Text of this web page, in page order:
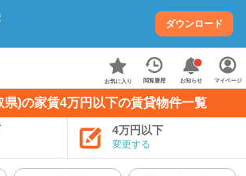
ダウンロード
お気に入り 閲覧履歴 お知らせ マイページ
県)の家賃4万円以下の賃貸物件一覧
4万円以下
変更する